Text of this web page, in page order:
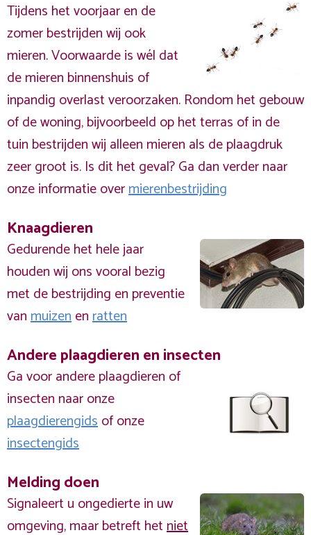
Tijdens het voorjaar en de
zomer bestrijden wij ook
mieren. Voorwaarde is wél dat
de mieren binnenshuis of
inpandig overlast veroorzaken. Rondom het gebouw
of de woning, bijvoorbeeld op het terras of in de
tuin bestrijden wij alleen mieren als de plaagdruk
zeer groot is. Is dit het geval? Ga dan verder naar
onze informatie overmierenbestrijding
Knaagdieren
Gedurende het hele jaar
houden wij ons vooral bezig
met de bestrijding en preventie
vanmuizenenratten
Andere plaagdieren en insecten
Ga voor andere plaagdieren of
insecten naar onze
plaagdierengidsof onze
insectengids
Melding doen
Signaleert u ongedierte in uw
omgeving, maar betreft hetniet